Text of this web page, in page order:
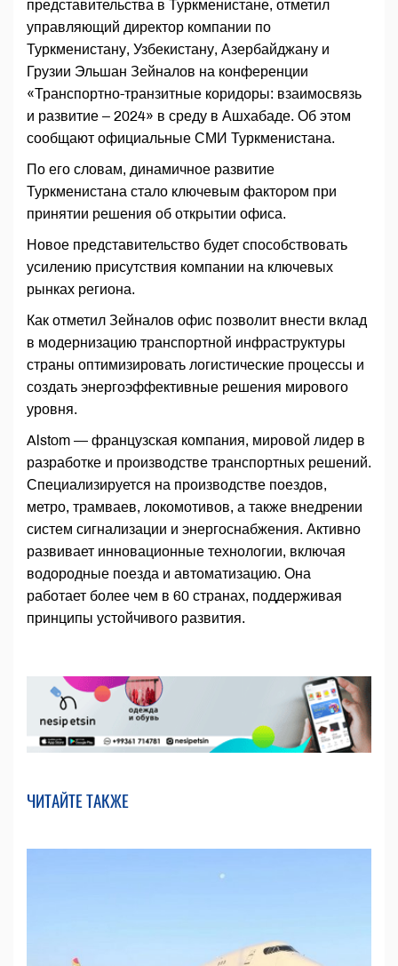
представительства в Туркменистане, отметил
управляющий директор компании по
Туркменистану, Узбекистану, Азербайджану и
Грузии Эльшан Зейналов на конференции
«Транспортно-транзитные коридоры: взаимосвязь
и развитие – 2024» в среду в Ашхабаде. Об этом
сообщают официальные СМИ Туркменистана.
По его словам, динамичное развитие
Туркменистана стало ключевым фактором при
принятии решения об открытии офиса.
Новое представительство будет способствовать
усилению присутствия компании на ключевых
рынках региона.
Как отметил Зейналов офис позволит внести вклад
в модернизацию транспортной инфраструктуры
страны оптимизировать логистические процессы и
создать энергоэффективные решения мирового
уровня.
Alstom — французская компания, мировой лидер в
разработке и производстве транспортных решений.
Специализируется на производстве поездов,
метро, трамваев, локомотивов, а также внедрении
систем сигнализации и энергоснабжения. Активно
развивает инновационные технологии, включая
водородные поезда и автоматизацию. Она
работает более чем в 60 странах, поддерживая
принципы устойчивого развития.
ЧИТАЙТЕ ТАКЖЕ